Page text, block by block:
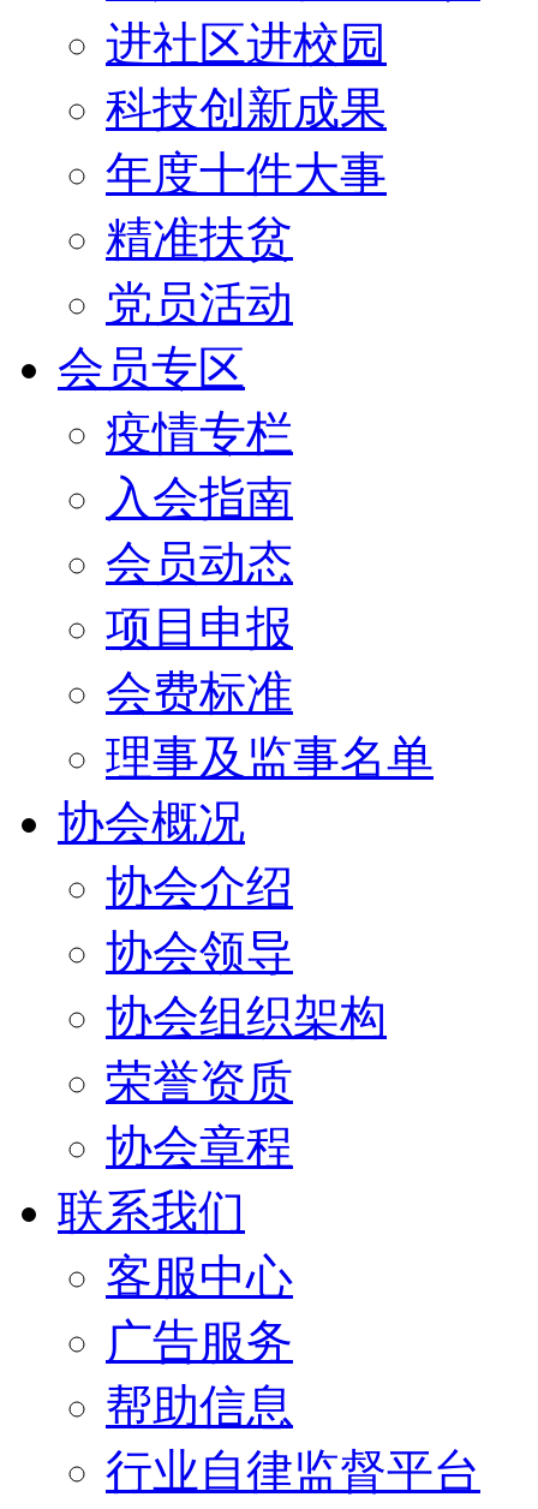
进社区进校园
科技创新成果
年度十件大事
精准扶贫
党员活动
会员专区
疫情专栏
入会指南
会员动态
项目申报
会费标准
理事及监事名单
协会概况
协会介绍
协会领导
协会组织架构
荣誉资质
协会章程
联系我们
客服中心
广告服务
帮助信息
行业自律监督平台